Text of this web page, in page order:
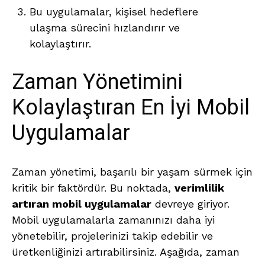
Bu uygulamalar, kişisel hedeflere
ulaşma sürecini hızlandırır ve
kolaylaştırır.
Zaman Yönetimini
Kolaylaştıran En İyi Mobil
Uygulamalar
Zaman yönetimi, başarılı bir yaşam sürmek için
kritik bir faktördür. Bu noktada, verimlilik
artıran mobil uygulamalar devreye giriyor.
Mobil uygulamalarla zamanınızı daha iyi
yönetebilir, projelerinizi takip edebilir ve
üretkenliğinizi artırabilirsiniz. Aşağıda, zaman